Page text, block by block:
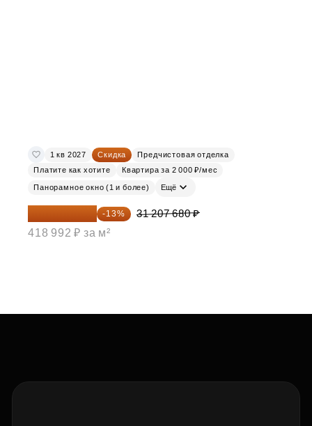
1 кв 2027 Скидка
Предчистовая отделка
Платите как хотите
Квартира за 2 000 ₽/мес
Панорамное окно (1 и более) Ещё
27 150 682 ₽ -13%
31 207 680 ₽
418 992 ₽ за м²